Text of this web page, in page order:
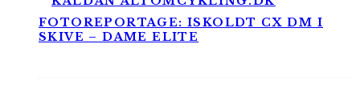
FOTOREPORTAGE: ISKOLDT CX DM I
SKIVE – DAME ELITE